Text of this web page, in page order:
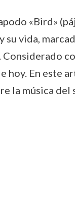
«Bird»
vida,
hoy. En este
la música del